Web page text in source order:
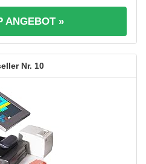
ANGEBOT »
10